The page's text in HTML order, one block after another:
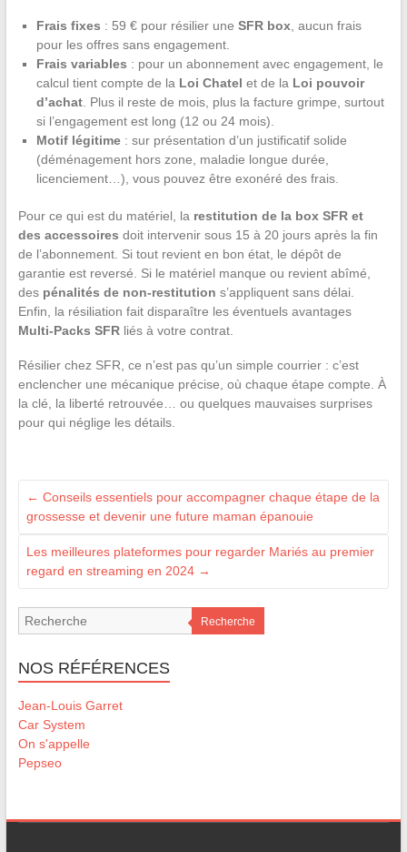
Frais fixes : 59 € pour résilier une SFR box, aucun frais
pour les offres sans engagement.
Frais variables : pour un abonnement avec engagement, le
calcul tient compte de la Loi Chatel et de la Loi pouvoir
d’achat. Plus il reste de mois, plus la facture grimpe, surtout
si l’engagement est long (12 ou 24 mois).
Motif légitime: sur présentation d’un justificatif solide
(déménagement hors zone, maladie longue durée,
licenciement…), vous pouvez être exonéré des frais.
Pour ce qui est du matériel, la restitution de la box SFR et
des accessoires doit intervenir sous 15 à 20 jours après la fin
de l’abonnement. Si tout revient en bon état, le dépôt de
garantie est reversé. Si le matériel manque ou revient abîmé,
des pénalités de non-restitution s’appliquent sans délai.
Enfin, la résiliation fait disparaître les éventuels avantages
Multi-Packs SFRliés à votre contrat.
Résilier chez SFR, ce n’est pas qu’un simple courrier : c’est
enclencher une mécanique précise, où chaque étape compte. À
la clé, la liberté retrouvée… ou quelques mauvaises surprises
pour qui néglige les détails.
← Conseils essentiels pour accompagner chaque étape de la
grossesse et devenir une future maman épanouie
Les meilleures plateformes pour regarder Mariés au premier
regard en streaming en 2024 →
Recherche
NOS RÉFÉRENCES
Jean-Louis Garret
Car System
On s'appelle
Pepseo